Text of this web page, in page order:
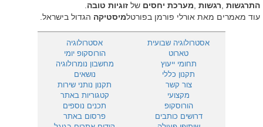
התרגשות רגשות מערכת יחסים של זוגיות טובה
עוד מאמרים מאת אורלי פורמן בפורטלמיסטיקה הגדול בישראל.
אסטרולוגיה
אסטרולוגיה שבועית
הורוסקופ יומי
טארוט
מחשבון נומרולוגיה
תחומי ייעוץ
נושאים
תקנון כללי
תקנון נותני שירות
צור קשר
קטגוריות באתר
מקצועי
תכנים נוספים
הורוסקופ
פרסום באתר
דרושים כותבים